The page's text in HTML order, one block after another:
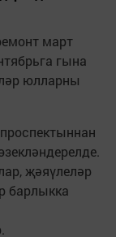
март
гына
юлларны
җәяүлеләр
барлыкка